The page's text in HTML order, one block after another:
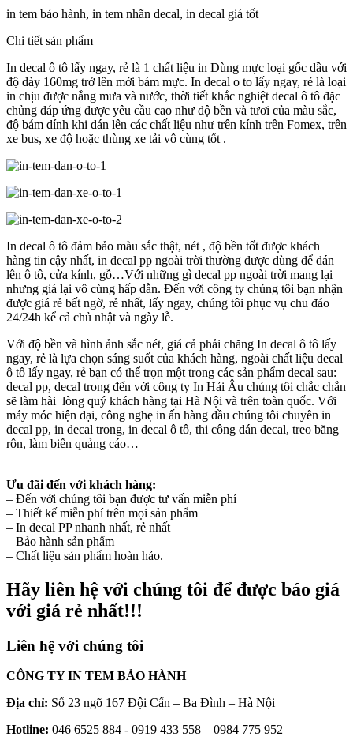
in tem bảo hành, in tem nhãn decal, in decal giá tốt
Chi tiết sản phẩm
In decal ô tô lấy ngay, rẻ là 1 chất liệu in Dùng mực loại gốc dầu với
độ dày 160mg trở lên mới bám mực. In decal o to lấy ngay, rẻ là loại
in chịu được nắng mưa và nước, thời tiết khắc nghiệt decal ô tô đặc
chủng đáp ứng được yêu cầu cao như độ bền và tươi của màu sắc,
độ bám dính khi dán lên các chất liệu như trên kính trên Fomex, trên
xe bus, xe độ hoặc thùng xe tải vô cùng tốt .
In decal ô tô đảm bảo màu sắc thật, nét , độ bền tốt được khách
hàng tin cậy nhất, in decal pp ngoài trời thường được dùng để dán
lên ô tô, cửa kính, gỗ…Với những gì decal pp ngoài trời mang lại
nhưng giá lại vô cùng hấp dẫn. Đến với công ty chúng tôi bạn nhận
được giá rẻ bất ngờ, rẻ nhất, lấy ngay, chúng tôi phục vụ chu đáo
24/24h kể cả chủ nhật và ngày lễ.
Với độ bền và hình ảnh sắc nét, giá cả phải chăng In decal ô tô lấy
ngay, rẻ là lựa chọn sáng suốt của khách hàng, ngoài chất liệu decal
ô tô lấy ngay, rẻ bạn có thể trọn một trong các sản phẩm decal sau:
decal pp, decal trong đến với công ty In Hải Âu chúng tôi chắc chắn
sẽ làm hài lòng quý khách hàng tại Hà Nội và trên toàn quốc. Với
máy móc hiện đại, công nghẹ in ấn hàng đầu chúng tôi chuyên in
decal pp, in decal trong, in decal ô tô, thi công dán decal, treo băng
rôn, làm biển quảng cáo…
Ưu đãi đến với khách hàng:
– Đến với chúng tôi bạn được tư vấn miễn phí
– Thiết kế miễn phí trên mọi sản phẩm
– In decal PP nhanh nhất, rẻ nhất
– Bảo hành sản phẩm
– Chất liệu sản phẩm hoàn hảo.
Hãy liên hệ với chúng tôi để được báo giá
với giá rẻ nhất!!!
Liên hệ với chúng tôi
CÔNG TY IN TEM BẢO HÀNH
Địa chỉ: Số 23 ngõ 167 Đội Cấn – Ba Đình – Hà Nội
Hotline: 046 6525 884 - 0919 433 558 – 0984 775 952